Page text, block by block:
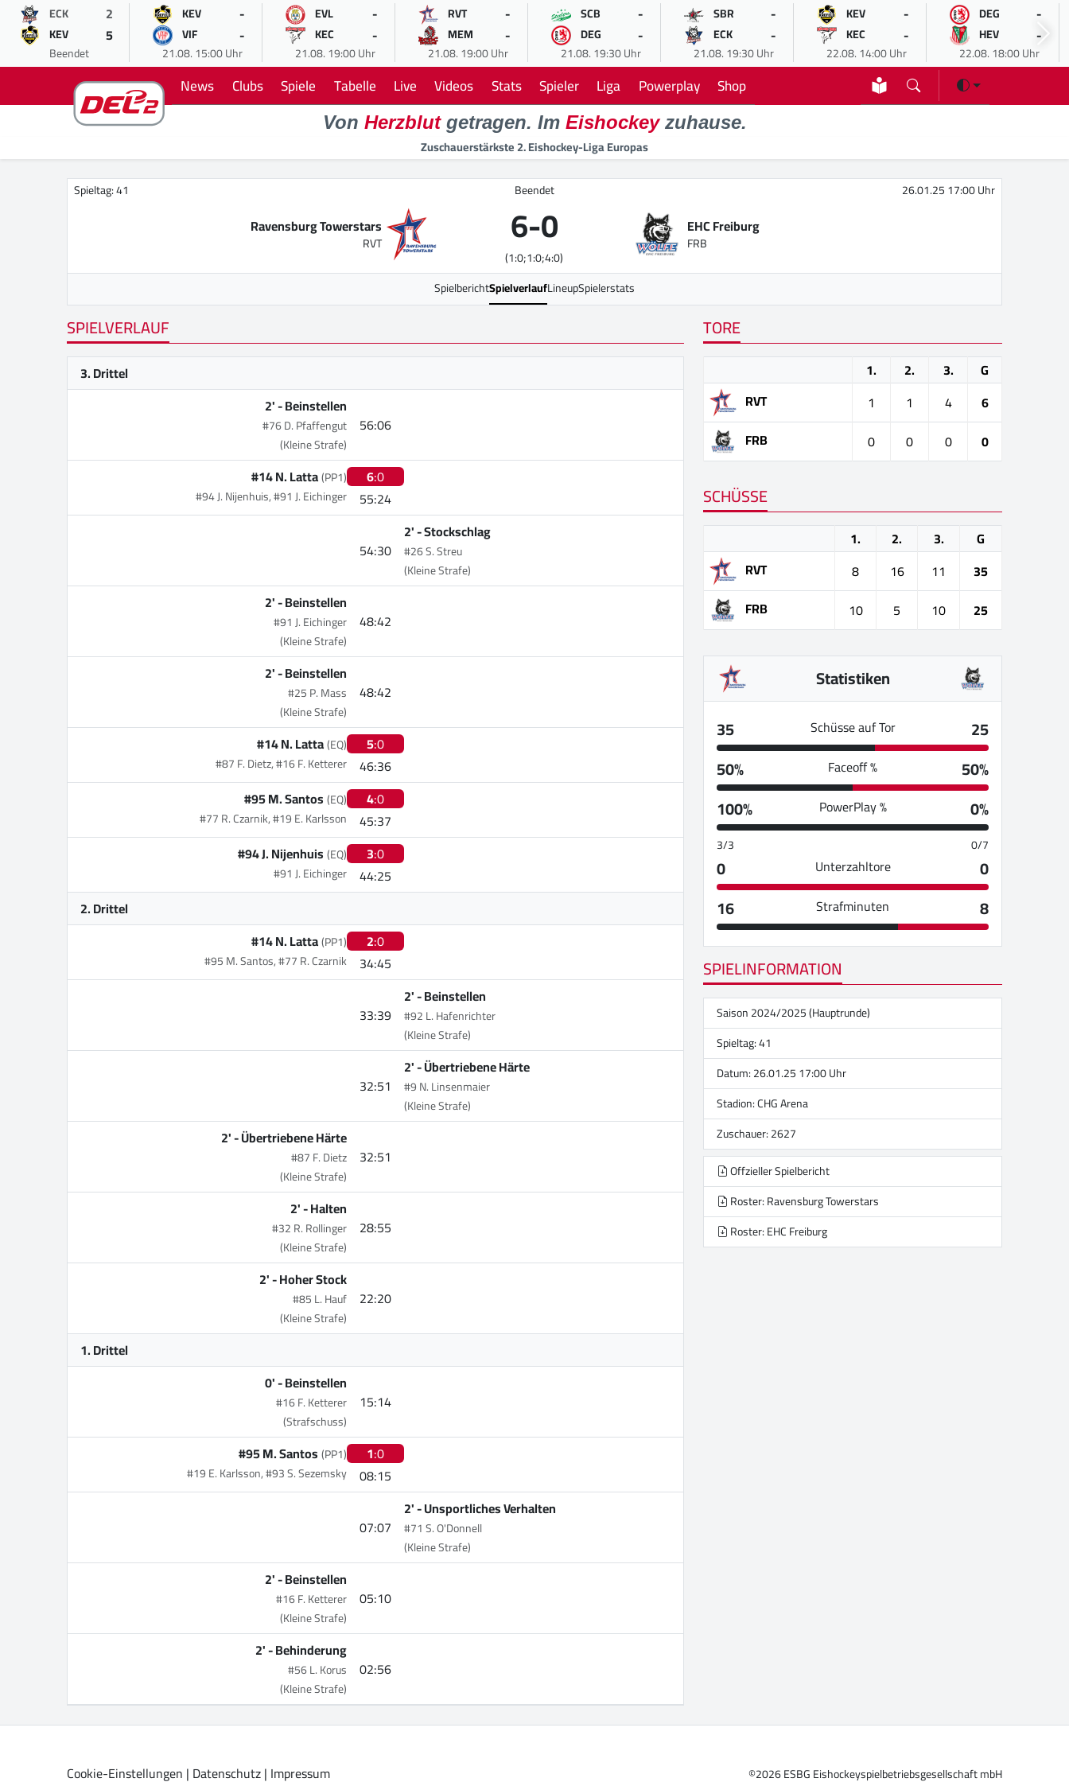
ECK 2
KEV 5
Beendet
KEV -
VIF -
21.08. 15:00 Uhr
EVL -
KEC -
21.08. 19:00 Uhr
RVT -
MEM -
21.08. 19:00 Uhr
SCB -
DEG -
21.08. 19:30 Uhr
SBR -
ECK -
21.08. 19:30 Uhr
KEV -
KEC -
22.08. 14:00 Uhr
DEG -
HEV -
22.08. 18:00 Uhr
News Clubs Spiele Tabelle Live Videos Stats Spieler Liga Powerplay Shop
Von Herzblutgetragen. Im Eishockeyzuhause.
Zuschauerstärkste 2. Eishockey-Liga Europas
Spieltag: 41 Beendet 26.01.25 17:00 Uhr
Ravensburg Towerstars
RVT 6-0
(1:0;1:0;4:0)
EHC Freiburg
FRB
SpielberichtSpielverlaufLineupSpielerstats
SPIELVERLAUF
3. Drittel
56:06
2' -Beinstellen
#76 D. Pfaffengut
(Kleine Strafe)
6:0
55:24
#14 N. Latta(PP1)
#94 J. Nijenhuis, #91 J. Eichinger
54:30
2' -Stockschlag
#26 S. Streu
(Kleine Strafe)
48:42
2' -Beinstellen
#91 J. Eichinger
(Kleine Strafe)
48:42
2' -Beinstellen
#25 P. Mass
(Kleine Strafe)
5:0
46:36
#14 N. Latta(EQ)
#87 F. Dietz, #16 F. Ketterer
4:0
45:37
#95 M. Santos(EQ)
#77 R. Czarnik, #19 E. Karlsson
3:0
44:25
#94 J. Nijenhuis(EQ)
#91 J. Eichinger
2. Drittel
2:0
34:45
#14 N. Latta(PP1)
#95 M. Santos, #77 R. Czarnik
33:39
2' -Beinstellen
#92 L. Hafenrichter
(Kleine Strafe)
32:51
2' -Übertriebene Härte
#9 N. Linsenmaier
(Kleine Strafe)
32:51
2' -Übertriebene Härte
#87 F. Dietz
(Kleine Strafe)
28:55
2' -Halten
#32 R. Rollinger
(Kleine Strafe)
22:20
2' -Hoher Stock
#85 L. Hauf
(Kleine Strafe)
1. Drittel
15:14
0' -Beinstellen
#16 F. Ketterer
(Strafschuss)
1:0
08:15
#95 M. Santos(PP1)
#19 E. Karlsson, #93 S. Sezemsky
07:07
2' -Unsportliches Verhalten
#71 S. O'Donnell
(Kleine Strafe)
05:10
2' -Beinstellen
#16 F. Ketterer
(Kleine Strafe)
02:56
2' -Behinderung
#56 L. Korus
(Kleine Strafe)
TORE
1. 2. 3.
G
RVT
1 1 4
6
FRB
0 0 0 0
SCHÜSSE
1. 2. 3.
G
RVT
8 16 11
35
FRB
10 5 10 25
Statistiken
35
Schüsse auf Tor
25
50%
Faceoff %
50%
100%
PowerPlay % 0%
3/3 0/7
0 Unterzahltore
0
16
Strafminuten 8
SPIELINFORMATION
Saison 2024/2025 (Hauptrunde)
Spieltag: 41
Datum: 26.01.25 17:00 Uhr
Stadion:CHG Arena
Zuschauer: 2627
Offzieller Spielbericht
Roster: Ravensburg Towerstars
Roster: EHC Freiburg
Cookie-Einstellungen | Datenschutz| Impressum ©2026 ESBG Eishockeyspielbetriebsgesellschaft mbH